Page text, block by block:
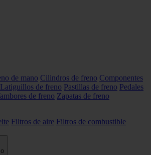
de mano Cilindros de freno Componentes
Latiguillos de freno Pastillas de freno Pedales
de freno Zapatas de freno
Filtros de aire Filtros de combustible